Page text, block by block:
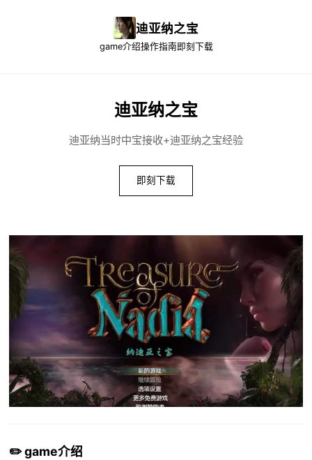
迪亚纳之宝
game介绍操作指南 即刻下载
迪亚纳之宝
迪亚纳当时中宝接收+迪亚纳之宝经验
即刻下载
✏️ game介绍